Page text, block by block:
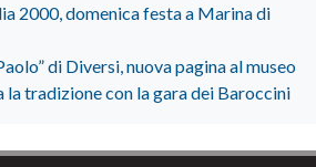
2000, domenica festa a Marina di
di Diversi, nuova pagina al museo
la tradizione con la gara dei Baroccini